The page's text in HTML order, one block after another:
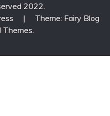
2022.
|
Theme: Fairy Blog
Themes